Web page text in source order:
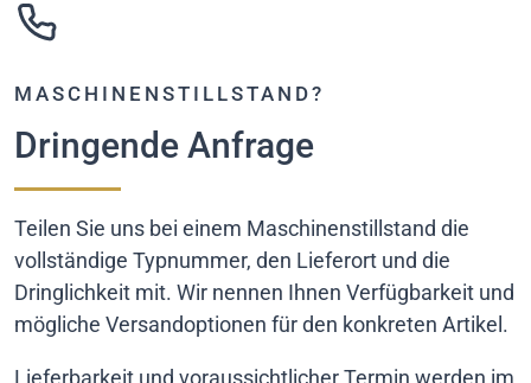
MASCHINENSTILLSTAND?
Dringende Anfrage
Teilen Sie uns bei einem Maschinenstillstand die
vollständige Typnummer, den Lieferort und die
Dringlichkeit mit. Wir nennen Ihnen Verfügbarkeit und
mögliche Versandoptionen für den konkreten Artikel.